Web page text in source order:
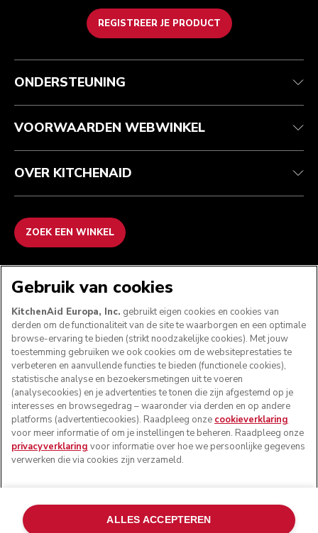
REGISTREER JE PRODUCT
Health check
Je bestelling volgen
Garantie en documenten
Veelgestelde vragen
Algemene voorwaarden
Retournering en terugbetaling
Imprint
ODR
Het merk
Zoek een winkel
ONDERSTEUNING
VOORWAARDEN WEBWINKEL
OVER KITCHENAID
ZOEK EEN WINKEL
VOLG ONS
© KitchenAid 2026 - Alle rechten voorbehouden.
KitchenAid en het design van de mixer zijn handelsmerken
Gebruik van cookies
KitchenAid Europa, Inc. gebruikt eigen cookies en cookies van
derden om de functionaliteit van de site te waarborgen en een optimale
browse-ervaring te bieden (strikt noodzakelijke cookies). Met jouw
toestemming gebruiken we ook cookies om de websiteprestaties te
verbeteren en aanvullende functies te bieden (functionele cookies),
statistische analyse en bezoekersmetingen uit te voeren
(analysecookies) en je advertenties te tonen die zijn afgestemd op je
interesses en browsegedrag – waaronder via derden en op andere
platforms (advertentiecookies). Raadpleeg onze cookieverklaring
voor meer informatie of om je instellingen te beheren. Raadpleeg onze
privacyverklaring voor informatie over hoe we persoonlijke gegevens
verwerken die via cookies zijn verzameld.
ALLES ACCEPTEREN